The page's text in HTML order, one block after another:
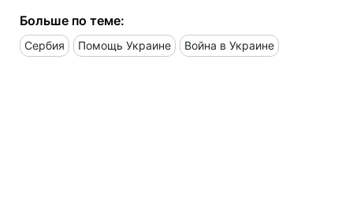
Больше по теме:
Сербия Помощь Украине Война в Украине